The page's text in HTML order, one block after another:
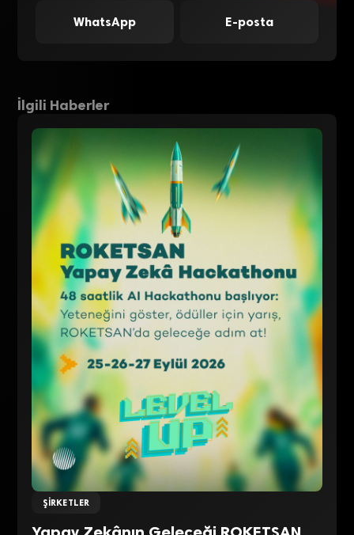
WhatsApp E-posta
İlgili Haberler
ŞIRKETLER